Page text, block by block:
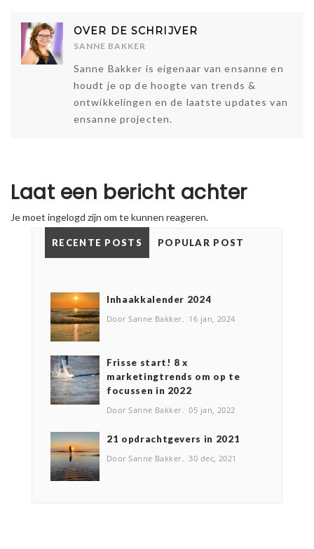
OVER DE SCHRIJVER
SANNE BAKKER
Sanne Bakker is eigenaar van ensanne en
houdt je op de hoogte van trends &
ontwikkelingen en de laatste updates van
ensanne projecten.
Laat een bericht achter
Je moet ingelogd zijn om te kunnen reageren.
RECENTE POSTS POPULAR POST
Inhaakkalender 2024
Door Sanne Bakker 16 jan, 2024
Frisse start! 8 x
marketingtrends om op te
focussen in 2022
Door Sanne Bakker 05 jan, 2022
2️1 opdrachtgevers in 2021
Door Sanne Bakker 30 dec, 2021